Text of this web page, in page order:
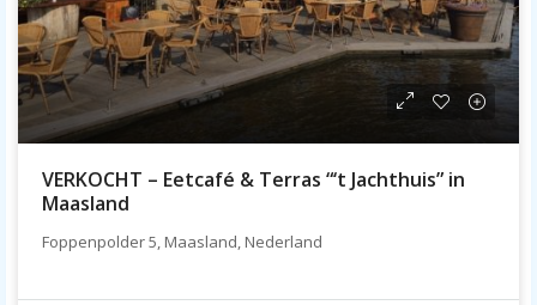
VERKOCHT – Eetcafé & Terras “‘t Jachthuis” in
Maasland
Foppenpolder 5, Maasland, Nederland